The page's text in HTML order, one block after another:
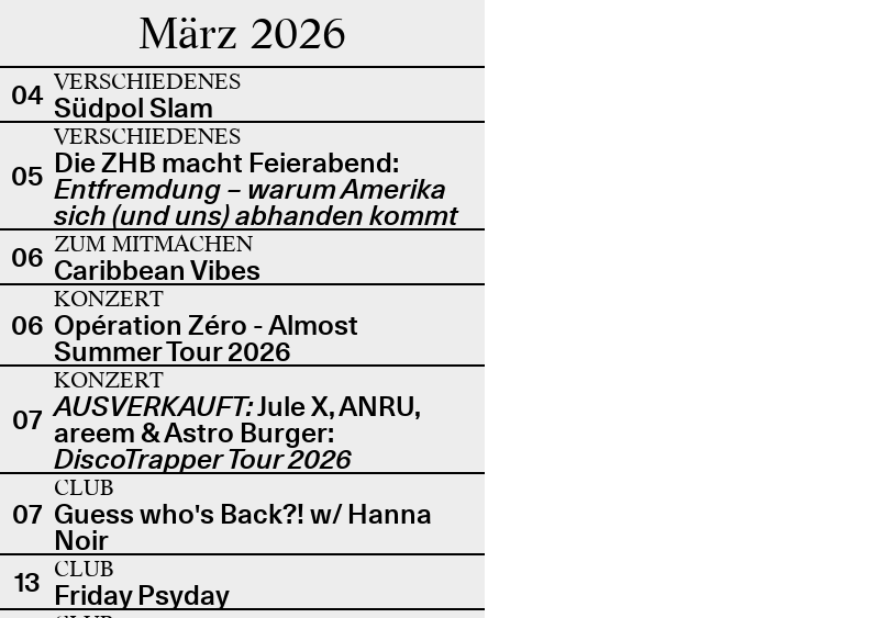
März 2026
04 VERSCHIEDENES
Südpol Slam
05
VERSCHIEDENES
Die ZHB macht Feierabend:
Entfremdung – warum Amerika
sich (und uns) abhanden kommt
06 ZUM MITMACHEN
Caribbean Vibes
06
KONZERT
Opération Zéro - Almost
Summer Tour 2026
07
KONZERT
AUSVERKAUFT:Jule X, ANRU,
areem & Astro Burger:
DiscoTrapper Tour 2026
07
CLUB
Guess who's Back?! w/ Hanna
Noir
13 CLUB
Friday Psyday